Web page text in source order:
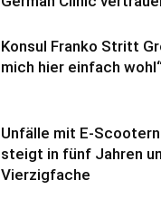
Konsul Franko Stritt
mich hier einfach
Unfälle mit E-
steigt in fünf Jahren
Vierzigfache